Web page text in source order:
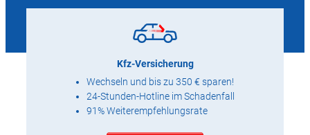
Kfz-Versicherung
Wechseln und bis zu 350 € sparen!
24-Stunden-Hotline im Schadenfall
91% Weiterempfehlungsrate